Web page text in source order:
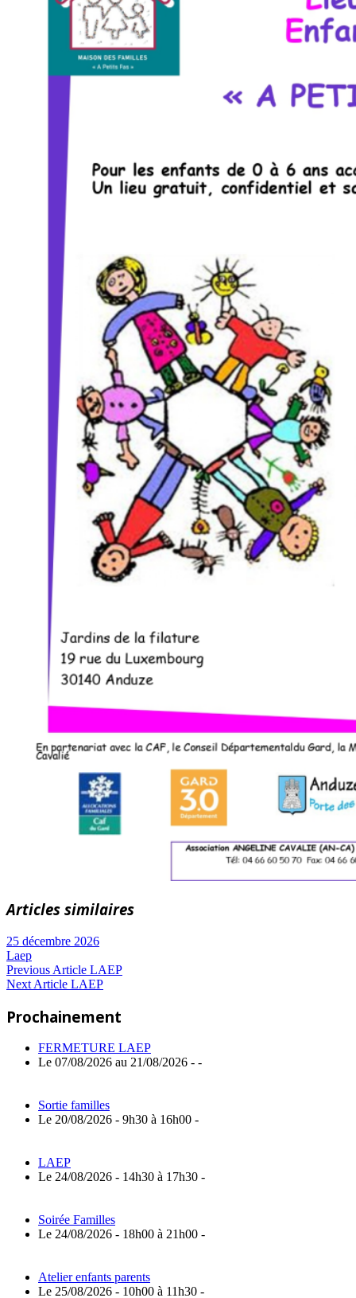
Articles similaires
25 décembre 2026
Laep
Navigation
l’article
Previous ArticlePrevious
Post:
LAEP
Next ArticleNext
LAEP
Prochainement
FERMETURE LAEP
Le 07/08/2026 au 21/08/2026 - -
Sortie familles
Le 20/08/2026 - 9h30 à 16h00 -
LAEP
Le 24/08/2026 - 14h30 à 17h30 -
Soirée Familles
Le 24/08/2026 - 18h00 à 21h00 -
Atelier enfants parents
Le 25/08/2026 - 10h00 à 11h30 -